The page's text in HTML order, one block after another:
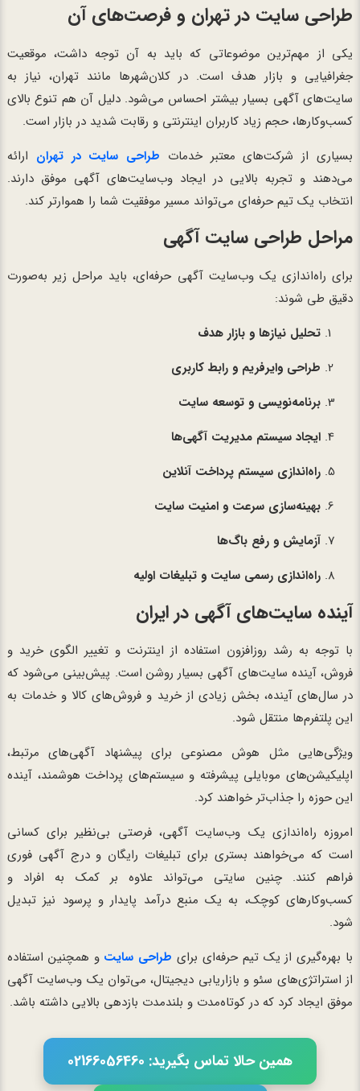
طراحی سایت در تهران و فرصت‌های آن
یکی از مهم‌ترین موضوعاتی که باید به آن توجه داشت، موقعیت
جغرافیایی و بازار هدف است. در کلان‌شهرها مانند تهران، نیاز به
سایت‌های آگهی بسیار بیشتر احساس می‌شود. دلیل آن هم تنوع بالای
کسب‌وکارها، حجم زیاد کاربران اینترنتی و رقابت شدید در بازار است.
بسیاری از شرکت‌های معتبر خدمات طراحی سایت در تهران ارائه
می‌دهند و تجربه بالایی در ایجاد وب‌سایت‌های آگهی موفق دارند.
انتخاب یک تیم حرفه‌ای می‌تواند مسیر موفقیت شما را هموارتر کند.
مراحل طراحی سایت آگهی
برای راه‌اندازی یک وب‌سایت آگهی حرفه‌ای، باید مراحل زیر به‌صورت
دقیق طی شوند:
تحلیل نیازها و بازار هدف
طراحی وایرفریم و رابط کاربری
برنامه‌نویسی و توسعه سایت
ایجاد سیستم مدیریت آگهی‌ها
راه‌اندازی سیستم پرداخت آنلاین
بهینه‌سازی سرعت و امنیت سایت
آزمایش و رفع باگ‌ها
راه‌اندازی رسمی سایت و تبلیغات اولیه
آینده سایت‌های آگهی در ایران
با توجه به رشد روزافزون استفاده از اینترنت و تغییر الگوی خرید و
فروش، آینده سایت‌های آگهی بسیار روشن است. پیش‌بینی می‌شود که
در سال‌های آینده، بخش زیادی از خرید و فروش‌های کالا و خدمات به
این پلتفرم‌ها منتقل شود.
ویژگی‌هایی مثل هوش مصنوعی برای پیشنهاد آگهی‌های مرتبط،
اپلیکیشن‌های موبایلی پیشرفته و سیستم‌های پرداخت هوشمند، آینده
این حوزه را جذاب‌تر خواهند کرد.
امروزه راه‌اندازی یک وب‌سایت آگهی، فرصتی بی‌نظیر برای کسانی
است که می‌خواهند بستری برای تبلیغات رایگان و درج آگهی فوری
فراهم کنند. چنین سایتی می‌تواند علاوه بر کمک به افراد و
کسب‌وکارهای کوچک، به یک منبع درآمد پایدار و پرسود نیز تبدیل
شود.
با بهره‌گیری از یک تیم حرفه‌ای برای طراحی سایت و همچنین استفاده
از استراتژی‌های سئو و بازاریابی دیجیتال، می‌توان یک وب‌سایت آگهی
موفق ایجاد کرد که در کوتاه‌مدت و بلندمدت بازدهی بالایی داشته باشد.
همین حالا تماس بگیرید: 02166056460